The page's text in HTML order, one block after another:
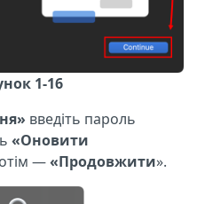
1-16
введіть пароль
«Оновити
—«Продовжити».